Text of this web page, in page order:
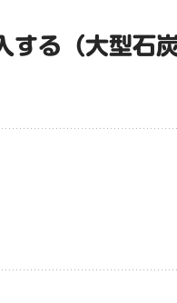
する（大型石